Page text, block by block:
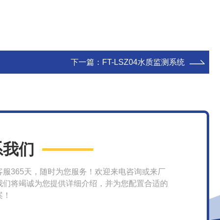
下一篇： FT-LSZ04水质监测系统
们
服365天，随时为您服务！欢迎来电咨询或来厂
们将竭诚为您提供详细介绍，并为您配置合适的